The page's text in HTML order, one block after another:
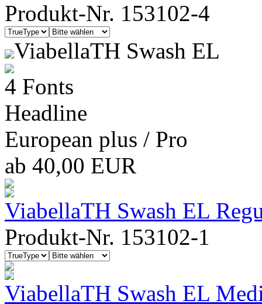
Produkt-Nr. 153102-4
ViabellaTH Swash EL
4 Fonts
Headline
European plus / Pro
ab 40,00 EUR
ViabellaTH Swash EL
Produkt-Nr. 153102-1
ViabellaTH Swash EL